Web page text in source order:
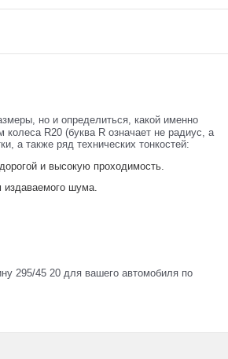
но и определиться, какой именно
R20 (буква R означает не радиус, а
а также ряд технических тонкостей:
и высокую проходимость.
издаваемого шума.
295/45 20 для вашего автомобиля по